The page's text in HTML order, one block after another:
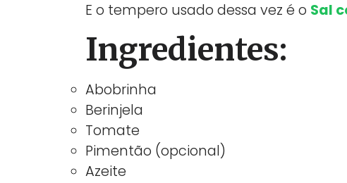
E o tempero usado dessa vez é o Sal
Ingredientes:
Abobrinha
Berinjela
Tomate
Pimentão (opcional)
Azeite